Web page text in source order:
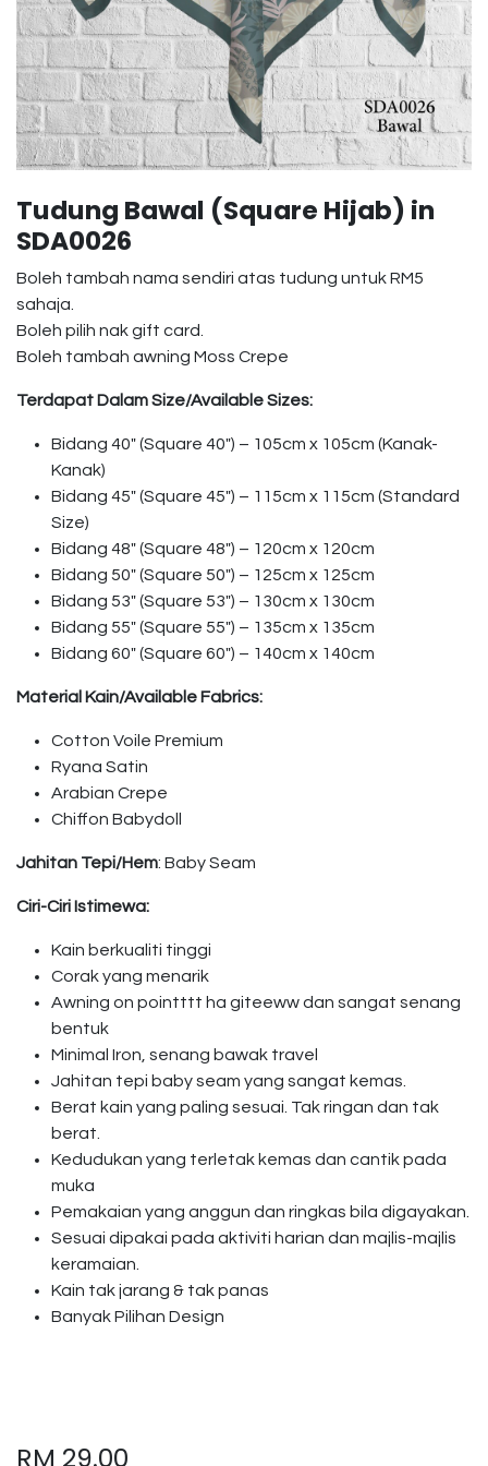
Tudung Bawal (Square Hijab) in
SDA0026
Boleh tambah nama sendiri atas tudung untuk RM5
sahaja.
Boleh pilih nak gift card.
Boleh tambah awning Moss Crepe
Terdapat Dalam Size/Available Sizes:
Bidang 40″ (Square 40″) – 105cm x 105cm (Kanak-
Kanak)
Bidang 45″ (Square 45″) – 115cm x 115cm (Standard
Size)
Bidang 48″ (Square 48″) – 120cm x 120cm
Bidang 50″ (Square 50″) – 125cm x 125cm
Bidang 53″ (Square 53″) – 130cm x 130cm
Bidang 55″ (Square 55″) – 135cm x 135cm
Bidang 60″ (Square 60″) – 140cm x 140cm
Material Kain/Available Fabrics:
Cotton Voile Premium
Ryana Satin
Arabian Crepe
Chiffon Babydoll
Jahitan Tepi/Hem: Baby Seam
Ciri-Ciri Istimewa:
Kain berkualiti tinggi
Corak yang menarik
Awning on pointttt ha giteeww dan sangat senang
bentuk
Minimal Iron, senang bawak travel
Jahitan tepi baby seam yang sangat kemas.
Berat kain yang paling sesuai. Tak ringan dan tak
berat.
Kedudukan yang terletak kemas dan cantik pada
muka
Pemakaian yang anggun dan ringkas bila digayakan.
Sesuai dipakai pada aktiviti harian dan majlis-majlis
keramaian.
Kain tak jarang & tak panas
Banyak Pilihan Design
RM 29.00